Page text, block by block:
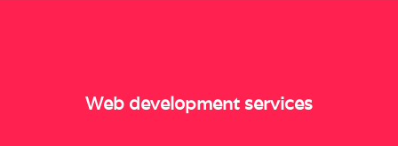
Web development services